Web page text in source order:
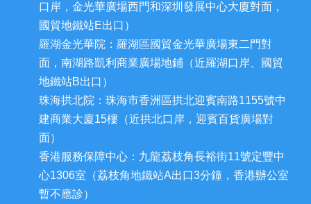
口岸，金光華廣場西門和深圳發展中心大廈對面，
國貿地鐵站E出口）
羅湖金光華院：羅湖區國貿金光華廣場東二門對
面，南湖路凱利商業廣場地鋪（近羅湖口岸、國貿
地鐵站B出口）
珠海拱北院：珠海市香洲區拱北迎賓南路1155號中
建商業大廈15樓（近拱北口岸，迎賓百貨廣場對
面）
香港服務保障中心：九龍荔枝角長裕街11號定豐中
心1306室（荔枝角地鐵站A出口3分鐘，香港辦公室
暫不應診）